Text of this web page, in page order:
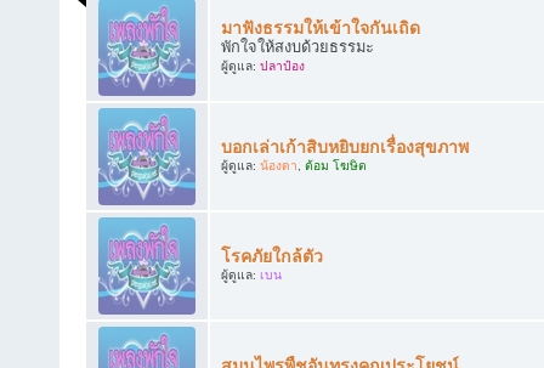
มาฟังธรรมให้เข้าใจกันเถิด
พักใจให้สงบด้วยธรรมะ
ผู้ดูแล: ปลาป๋อง
บอกเล่าเก้าสิบหยิบยกเรื่องสุขภาพ
ผู้ดูแล: น้องดา, ต้อม โฆษิต
โรคภัยใกล้ตัว
ผู้ดูแล: เบน